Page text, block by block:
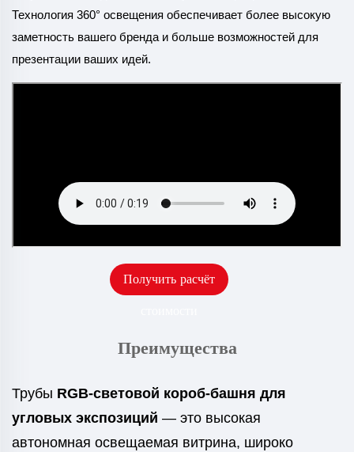
Технология 360° освещения обеспечивает более высокую
заметность вашего бренда и больше возможностей для
презентации ваших идей.
Получить расчёт
Преимущества
Трубы RGB-световой короб-башня для
угловых экспозиций — это высокая
автономная освещаемая витрина, широко